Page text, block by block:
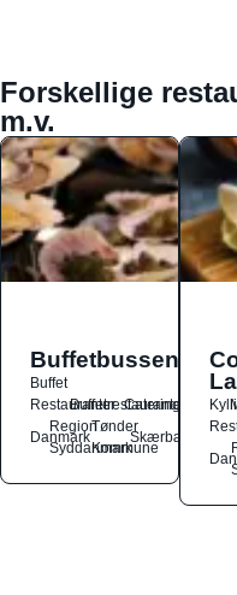
Forskellige
m.v.
Buffetbussen
Buffet
Restauranter
Buffetrestauranter
Catering
Danmark
Region
Syddanmark
Tønder
Kommune
Skærbæk